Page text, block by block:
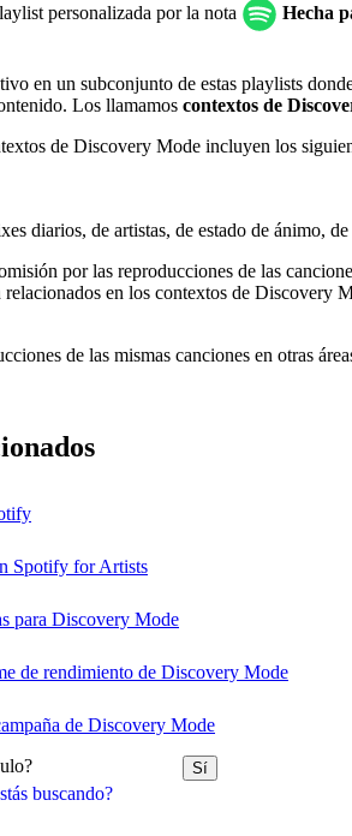
buscando?
personalizada por la nota
Hecha
en un subconjunto de estas playlists
Los llamamos contextos de
de Discovery Mode incluyen los
diarios, de artistas, de estado de ánimo,
por las reproducciones de las
en los contextos de Discovery
de las mismas canciones en otras
Spotify for Artists
para Discovery Mode
de rendimiento de Discovery Mode
de Discovery Mode
Sí